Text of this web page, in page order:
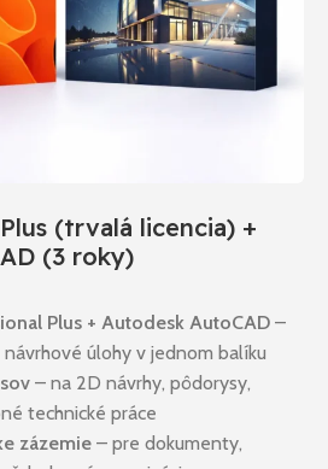
(trvalá licencia) +
(3 roky)
Plus + Autodesk AutoCAD –
úlohy v jednom balíku
– na 2D návrhy, pôdorysy,
technické práce
zázemie – pre dokumenty,